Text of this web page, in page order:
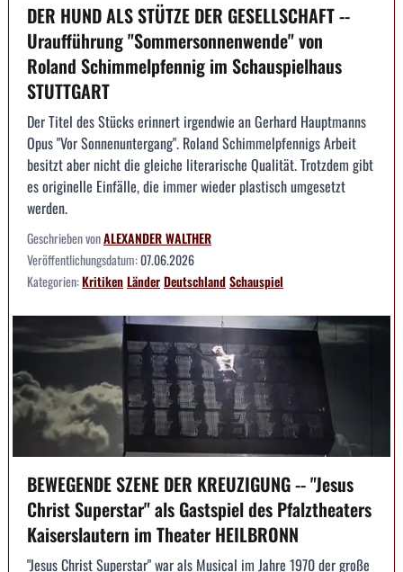
DER HUND ALS STÜTZE DER GESELLSCHAFT --
Uraufführung "Sommersonnenwende" von
Roland Schimmelpfennig im Schauspielhaus
STUTTGART
Der Titel des Stücks erinnert irgendwie an Gerhard Hauptmanns
Opus "Vor Sonnenuntergang". Roland Schimmelpfennigs Arbeit
besitzt aber nicht die gleiche literarische Qualität. Trotzdem gibt
es originelle Einfälle, die immer wieder plastisch umgesetzt
werden.
Geschrieben vonALEXANDER WALTHER
Veröffentlichungsdatum:07.06.2026
Kategorien:KritikenLänderDeutschlandSchauspiel
BEWEGENDE SZENE DER KREUZIGUNG -- "Jesus
Christ Superstar" als Gastspiel des Pfalztheaters
Kaiserslautern im Theater HEILBRONN
"Jesus Christ Superstar" war als Musical im Jahre 1970 der große